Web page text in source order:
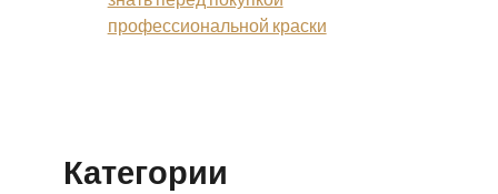
профессиональной краски
Категории